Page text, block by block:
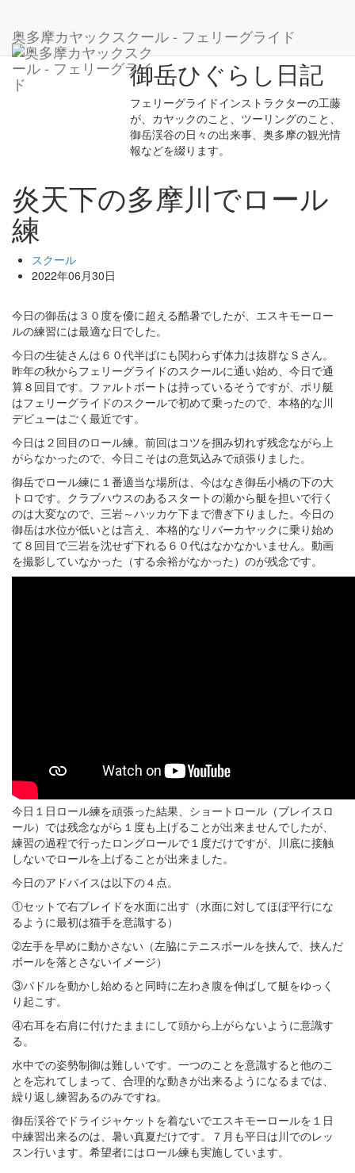
奥多摩カヤックスクール - フェリーグライド
御岳ひぐらし日記
フェリーグライドインストラクターの工藤
が、カヤックのこと、ツーリングのこと、
御岳渓谷の日々の出来事、奥多摩の観光情
報などを綴ります。
炎天下の多摩川でロール
練
スクール
2022年06月30日
今日の御岳は３０度を優に超える酷暑でしたが、エスキモーロー
ルの練習には最適な日でした。
今日の生徒さんは６０代半ばにも関わらず体力は抜群なＳさん。
昨年の秋からフェリーグライドのスクールに通い始め、今日で通
算８回目です。ファルトボートは持っているそうですが、ポリ艇
はフェリーグライドのスクールで初めて乗ったので、本格的な川
デビューはごく最近です。
今日は２回目のロール練。前回はコツを掴み切れず残念ながら上
がらなかったので、今日こそはの意気込みで頑張りました。
御岳でロール練に１番適当な場所は、今はなき御岳小橋の下の大
トロです。クラブハウスのあるスタートの瀬から艇を担いで行く
のは大変なので、三岩～ハッカケ下まで漕ぎ下りました。今日の
御岳は水位が低いとは言え、本格的なリバーカヤックに乗り始め
て８回目で三岩を沈せず下れる６０代はなかなかいません。動画
を撮影していなかった（する余裕がなかった）のが残念です。
今日１日ロール練を頑張った結果、ショートロール（ブレイスロ
ール）では残念ながら１度も上げることが出来ませんでしたが、
練習の過程で行ったロングロールで１度だけですが、川底に接触
しないでロールを上げることが出来ました。
今日のアドバイスは以下の４点。
①セットで右ブレイドを水面に出す（水面に対してほぼ平行にな
るように最初は猫手を意識する）
➁左手を早めに動かさない（左脇にテニスボールを挟んで、挟んだ
ボールを落とさないイメージ）
③パドルを動かし始めると同時に左わき腹を伸ばして艇をゆっく
り起こす。
④右耳を右肩に付けたままにして頭から上がらないように意識す
る。
水中での姿勢制御は難しいです。一つのことを意識すると他のこ
とを忘れてしまって、合理的な動きが出来るようになるまでは、
繰り返し練習あるのみですね。
御岳渓谷でドライジャケットを着ないでエスキモーロールを１日
中練習出来るのは、暑い真夏だけです。７月も平日は川でのレッ
スン行います。希望者にはロール練も実施しています。